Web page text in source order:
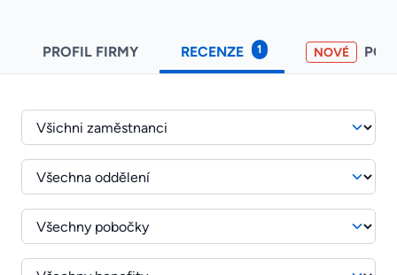
PROFIL FIRMY RECENZE 1 NOVÉ